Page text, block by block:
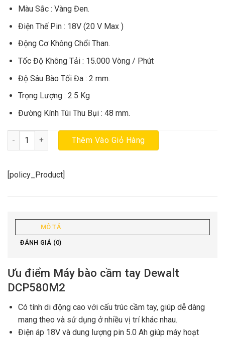
Màu Sắc : Vàng Đen.
Điện Thế Pin : 18V (20 V Max )
Động Cơ Không Chổi Than.
Tốc Độ Không Tải : 15.000 Vòng / Phút
Độ Sâu Bào Tối Đa : 2 mm.
Trọng Lượng : 2.5 Kg
Đường Kính Túi Thu Bụi : 48 mm.
Máy bào cầm tay Dewalt DCP580M2 (Túi vải, 2 pin 4.0ah, sạc)
Thêm Vào Giỏ Hàng
[policy_Product]
MÔ TẢ
ĐÁNH GIÁ (0)
Ưu điểm Máy bào cầm tay Dewalt
DCP580M2
Có tính di động cao với cấu trúc cầm tay, giúp dễ dàng
mang theo và sử dụng ở nhiều vị trí khác nhau.
Điện áp 18V và dung lượng pin 5.0 Ah giúp máy hoạt